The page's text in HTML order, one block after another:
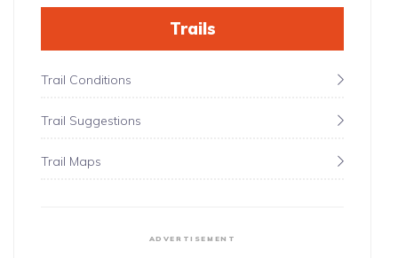
Trails
Trail Conditions
Trail Suggestions
Trail Maps
ADVERTISEMENT